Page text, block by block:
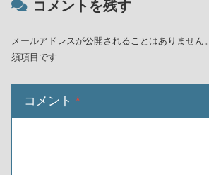
コメントを残す
メールアドレスが公開されることはありません。
須項目です
コメント *